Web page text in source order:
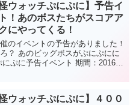
怪ウォッチぷにぷに】予告イ
！あのボスたちがスコアア
にやってくる！
のイベントの予告がありました！
？ あのビッグボスがぷにぷにに
ぷに予告イベント 期間：2016年
怪ウォッチぷにぷに】４００